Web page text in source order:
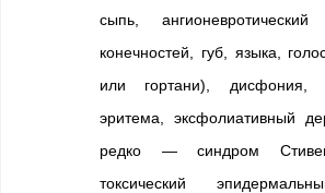
сыпь,
конечностей, губ, языка,
или гортани), дисфония,
эритема, эксфолиативный
редко — синдром
токсический